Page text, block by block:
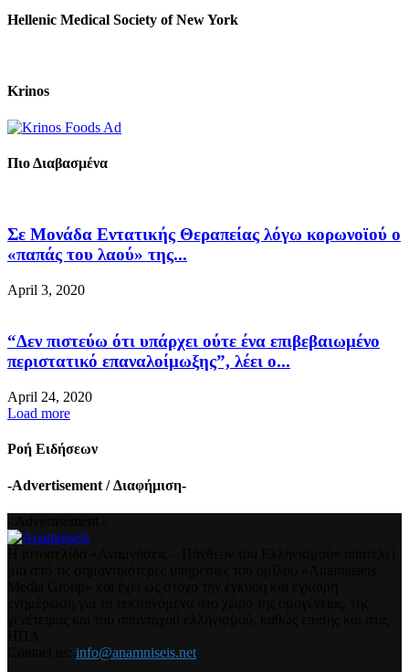
Hellenic Medical Society of New York
Krinos
Πιο Διαβασμένα
Σε Μονάδα Εντατικής Θεραπείας λόγω κορωνοϊού ο
«παπάς του λαού» της...
April 3, 2020
“Δεν πιστεύω ότι υπάρχει ούτε ένα επιβεβαιωμένο
περιστατικό επαναλοίμωξης”, λέει ο...
April 24, 2020
Load more
Ροή Ειδήσεων
-Advertisement / Διαφήμιση-
info@anamniseis.net